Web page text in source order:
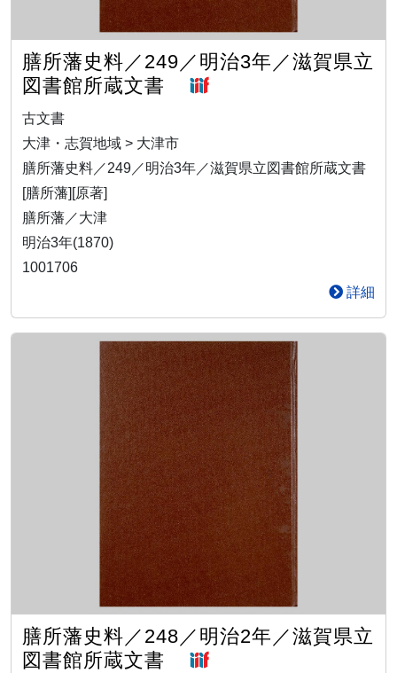
膳所藩史料／249／明治3年／滋賀県立
図書館所蔵文書
古文書
大津・志賀地域 > 大津市
膳所藩史料／249／明治3年／滋賀県立図書館所蔵文書
[膳所藩][原著]
膳所藩／大津
明治3年(1870)
1001706
詳細
膳所藩史料／248／明治2年／滋賀県立
図書館所蔵文書